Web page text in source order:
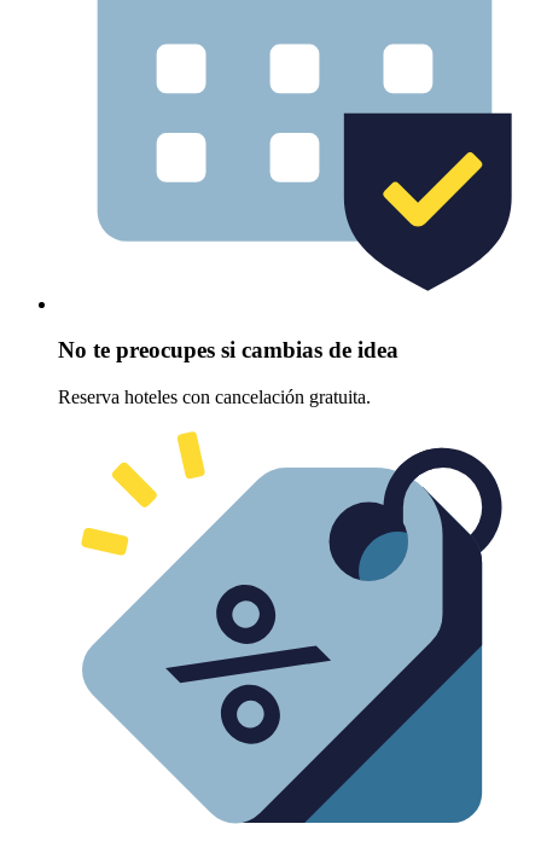
No te preocupes si cambias de idea
Reserva hoteles con cancelación gratuita.